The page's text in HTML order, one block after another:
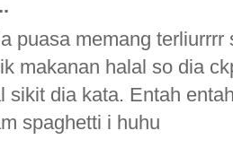
puasa memang
makanan halal so dia
sikit dia kata. Entah
spaghetti i huhu